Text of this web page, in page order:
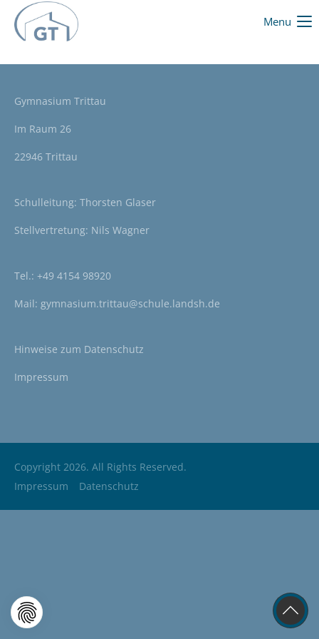
Menu
Gymnasium Trittau
Im Raum 26
22946 Trittau
Schulleitung: Thorsten Glaser
Stellvertretung: Nils Wagner
Tel.: +49 4154 98920
Mail: gymnasium.trittau@schule.landsh.de
Hinweise zum Datenschutz
Impressum
Copyright 2026. All Rights Reserved.
Impressum
Datenschutz